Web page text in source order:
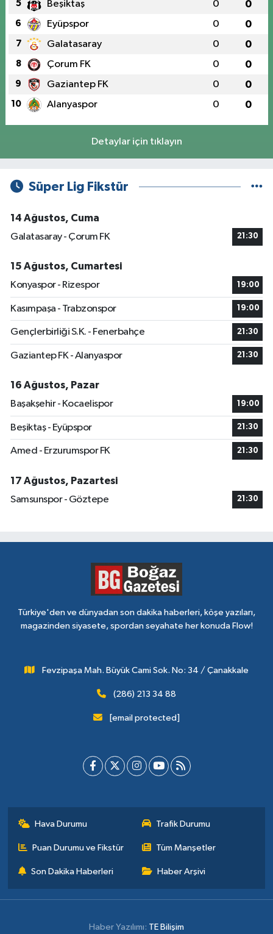
5 Beşiktaş 0 0
6 Eyüpspor 0 0
7 Galatasaray 0 0
8 Çorum FK 0 0
9 Gaziantep FK 0 0
10 Alanyaspor 0 0
Detaylar için tıklayın
Süper Lig Fikstür
14 Ağustos, Cuma
Galatasaray - Çorum FK
21:30
15 Ağustos, Cumartesi
Konyaspor - Rizespor
19:00
Kasımpaşa - Trabzonspor 19:00
Gençlerbirliği S.K. - Fenerbahçe 21:30
Gaziantep FK - Alanyaspor 21:30
16 Ağustos, Pazar
Başakşehir - Kocaelispor
19:00
Beşiktaş - Eyüpspor 21:30
Amed - Erzurumspor FK 21:30
17 Ağustos, Pazartesi
Samsunspor - Göztepe
21:30
Türkiye'den ve dünyadan son dakika haberleri, köşe yazıları,
magazinden siyasete, spordan seyahate her konuda Flow!
Fevzipaşa Mah. Büyük Cami Sok. No: 34 / Çanakkale
(286) 213 34 88
[email protected]
Hava Durumu Trafik Durumu
Puan Durumu ve Fikstür Tüm Manşetler
Son Dakika Haberleri Haber Arşivi
Haber Yazılımı: TE Bilişim